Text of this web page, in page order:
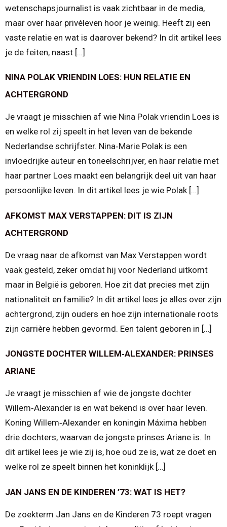
wetenschapsjournalist is vaak zichtbaar in de media,
maar over haar privéleven hoor je weinig. Heeft zij een
vaste relatie en wat is daarover bekend? In dit artikel lees
je de feiten, naast […]
NINA POLAK VRIENDIN LOES: HUN RELATIE EN
ACHTERGROND
Je vraagt je misschien af wie Nina Polak vriendin Loes is
en welke rol zij speelt in het leven van de bekende
Nederlandse schrijfster. Nina‑Marie Polak is een
invloedrijke auteur en toneelschrijver, en haar relatie met
haar partner Loes maakt een belangrijk deel uit van haar
persoonlijke leven. In dit artikel lees je wie Polak […]
AFKOMST MAX VERSTAPPEN: DIT IS ZIJN
ACHTERGROND
De vraag naar de afkomst van Max Verstappen wordt
vaak gesteld, zeker omdat hij voor Nederland uitkomt
maar in België is geboren. Hoe zit dat precies met zijn
nationaliteit en familie? In dit artikel lees je alles over zijn
achtergrond, zijn ouders en hoe zijn internationale roots
zijn carrière hebben gevormd. Een talent geboren in […]
JONGSTE DOCHTER WILLEM‑ALEXANDER: PRINSES
ARIANE
Je vraagt je misschien af wie de jongste dochter
Willem‑Alexander is en wat bekend is over haar leven.
Koning Willem‑Alexander en koningin Máxima hebben
drie dochters, waarvan de jongste prinses Ariane is. In
dit artikel lees je wie zij is, hoe oud ze is, wat ze doet en
welke rol ze speelt binnen het koninklijk […]
JAN JANS EN DE KINDEREN ’73: WAT IS HET?
De zoekterm Jan Jans en de Kinderen 73 roept vragen